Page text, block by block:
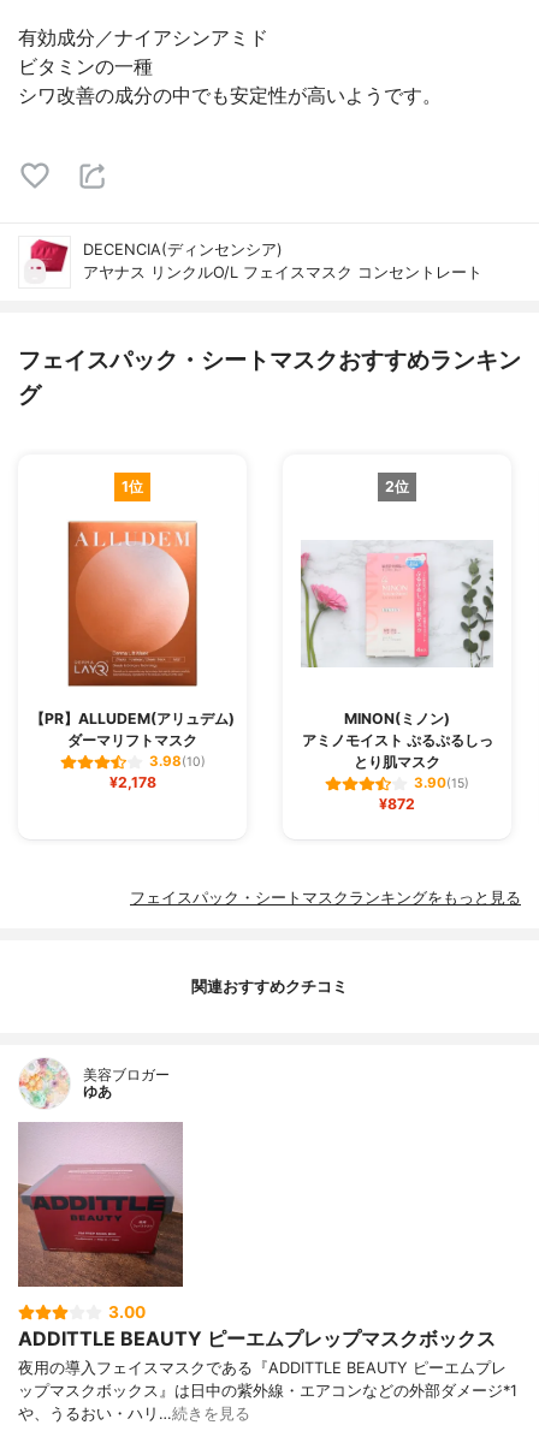
有効成分／ナイアシンアミド
ビタミンの一種
シワ改善の成分の中でも安定性が高いようです。
DECENCIA(ディンセンシア)
アヤナス リンクルO/L フェイスマスク コンセントレート
フェイスパック・シートマスクおすすめランキン
グ
1位
【PR】ALLUDEM(アリュデム)
ダーマリフトマスク
3.98(10)
¥2,178
2位
MINON(ミノン)
アミノモイスト ぷるぷるしっ
とり肌マスク
3.90(15)
¥872
フェイスパック・シートマスクランキングをもっと見る
関連おすすめクチコミ
美容ブロガー
ゆあ
3.00
ADDITTLE BEAUTY ピーエムプレップマスクボックス
夜用の導入フェイスマスクである『ADDITTLE BEAUTY ピーエムプレ
ップマスクボックス』は日中の紫外線・エアコンなどの外部ダメージ*1
や、うるおい・ハリ…続きを見る